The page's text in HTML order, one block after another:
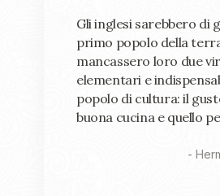
Gli inglesi sarebbero di
primo popolo della
mancassero loro due
elementari e
popolo di cultura: il
buona cucina e quello
-